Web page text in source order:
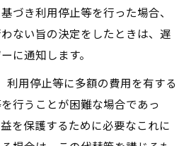
づき利用停止等を行った場合、
ない旨の決定をしたときは、遅
に通知します。
利用停止等に多額の費用を有する
行うことが困難な場合であっ
を保護するために必要なこれに